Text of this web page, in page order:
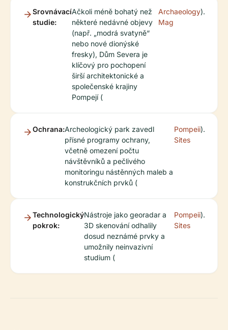
Srovnávací
studie:
Ačkoli méně bohatý než
některé nedávné objevy
(např. „modrá svatyně“
nebo nové dionýské
fresky), Dům Severa je
klíčový pro pochopení
širší architektonické a
společenské krajiny
Pompejí (
Archaeology
Mag
).
Ochrana:Archeologický park zavedl
přísné programy ochrany,
včetně omezení počtu
návštěvníků a pečlivého
monitoringu nástěnných maleb a
konstrukčních prvků (
Pompeii
Sites
).
Technologický
pokrok:
Nástroje jako georadar a
3D skenování odhalily
dosud neznámé prvky a
umožnily neinvazivní
studium (
Pompeii
Sites
).